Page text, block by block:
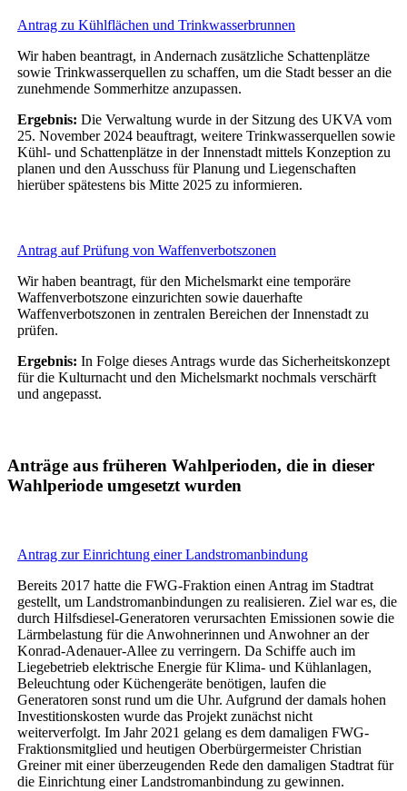
Antrag zu Kühlflächen und Trinkwasserbrunnen
Wir haben beantragt, in Andernach zusätzliche Schattenplätze
sowie Trinkwasserquellen zu schaffen, um die Stadt besser an die
zunehmende Sommerhitze anzupassen.
Ergebnis: Die Verwaltung wurde in der Sitzung des UKVA vom
25. November 2024 beauftragt, weitere Trinkwasserquellen sowie
Kühl- und Schattenplätze in der Innenstadt mittels Konzeption zu
planen und den Ausschuss für Planung und Liegenschaften
hierüber spätestens bis Mitte 2025 zu informieren.
Antrag auf Prüfung von Waffenverbotszonen
Wir haben beantragt, für den Michelsmarkt eine temporäre
Waffenverbotszone einzurichten sowie dauerhafte
Waffenverbotszonen in zentralen Bereichen der Innenstadt zu
prüfen.
Ergebnis: In Folge dieses Antrags wurde das Sicherheitskonzept
für die Kulturnacht und den Michelsmarkt nochmals verschärft
und angepasst.
Anträge aus früheren Wahlperioden, die in dieser
Wahlperiode umgesetzt wurden
Antrag zur Einrichtung einer Landstromanbindung
Bereits 2017 hatte die FWG-Fraktion einen Antrag im Stadtrat
gestellt, um Landstromanbindungen zu realisieren. Ziel war es, die
durch Hilfsdiesel-Generatoren verursachten Emissionen sowie die
Lärmbelastung für die Anwohnerinnen und Anwohner an der
Konrad-Adenauer-Allee zu verringern. Da Schiffe auch im
Liegebetrieb elektrische Energie für Klima- und Kühlanlagen,
Beleuchtung oder Küchengeräte benötigen, laufen die
Generatoren sonst rund um die Uhr. Aufgrund der damals hohen
Investitionskosten wurde das Projekt zunächst nicht
weiterverfolgt. Im Jahr 2021 gelang es dem damaligen FWG-
Fraktionsmitglied und heutigen Oberbürgermeister Christian
Greiner mit einer überzeugenden Rede den damaligen Stadtrat für
die Einrichtung einer Landstromanbindung zu gewinnen.